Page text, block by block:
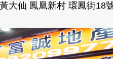
大仙 鳳凰新村 環鳳街18